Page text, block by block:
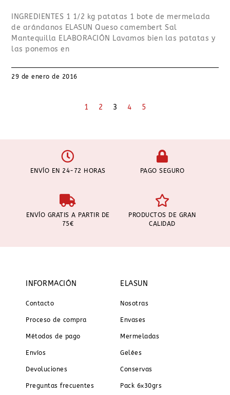
INGREDIENTES 1 1/2 kg patatas 1 bote de mermelada
de arándanos ELASUN Queso camembert Sal
Mantequilla ELABORACIÓN Lavamos bien las patatas y
las ponemos en
29 de enero de 2016
1 2 3 4 5
ENVÍO EN 24-72 HORAS PAGO SEGURO
ENVÍO GRATIS A PARTIR DE
75€
PRODUCTOS DE GRAN
CALIDAD
INFORMACIÓN
Contacto
Proceso de compra
Métodos de pago
Envíos
Devoluciones
Preguntas frecuentes
ELASUN
Nosotras
Envases
Mermeladas
Gelées
Conservas
Pack 6x30grs